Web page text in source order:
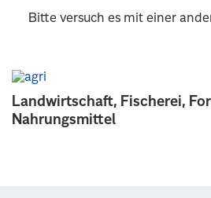
Landwirtschaft, Fischerei,
Nahrungsmittel
Bitte versuch es mit einer